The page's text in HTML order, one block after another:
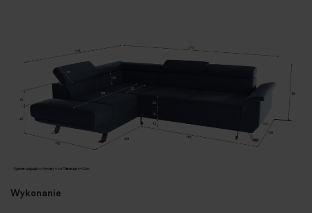
Wykonanie